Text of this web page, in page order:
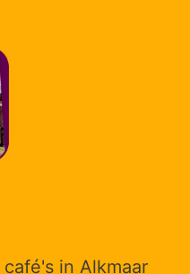
in Alkmaar